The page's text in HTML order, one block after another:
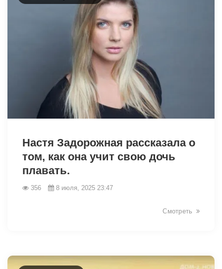
Настя Задорожная рассказала о
том, как она учит свою дочь
плавать.
356 8 июля, 2025 23:47
Смотреть